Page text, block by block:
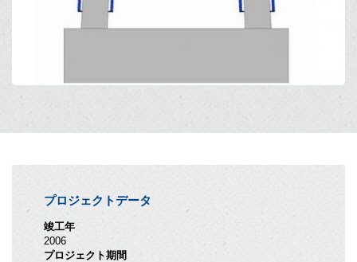
プロジェクトデータ
竣工年
2006
プロジェクト期間